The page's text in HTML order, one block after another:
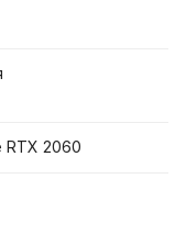
RTX 2060